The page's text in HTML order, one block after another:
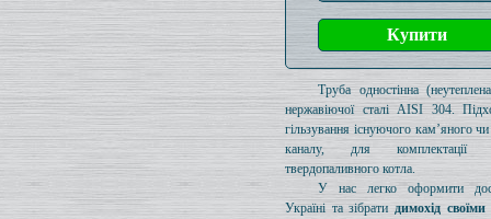
Труба одностінна
нержавіючої сталі AISI 304.
гільзування існуючого кам’яного
каналу, для комплектації
твердопаливного котла.
У нас легко оформити
Україні та зібрати димохід